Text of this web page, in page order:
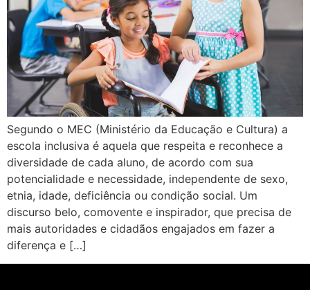
Segundo o MEC (Ministério da Educação e Cultura) a
escola inclusiva é aquela que respeita e reconhece a
diversidade de cada aluno, de acordo com sua
potencialidade e necessidade, independente de sexo,
etnia, idade, deficiência ou condição social. Um
discurso belo, comovente e inspirador, que precisa de
mais autoridades e cidadãos engajados em fazer a
diferença e […]